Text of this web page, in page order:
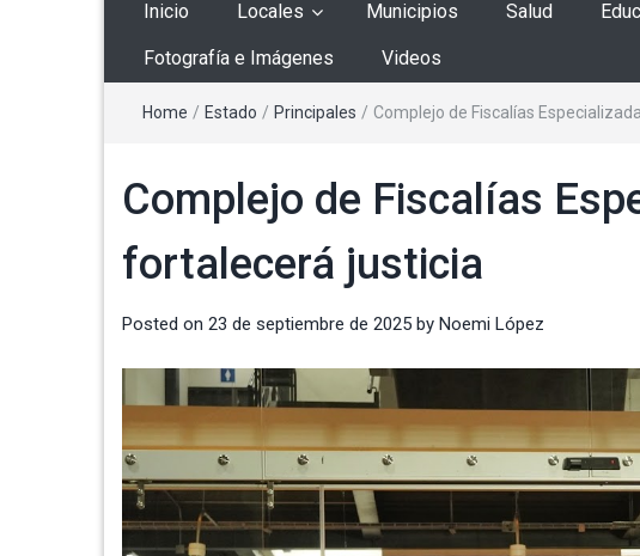
Inicio Locales Municipios Salud
Fotografía e Imágenes Videos
Home / Estado / Principales / Complejo de Fiscalías
Complejo de Fiscalías
fortalecerá justicia
Posted on 23 de septiembre de 2025 by Noemi López